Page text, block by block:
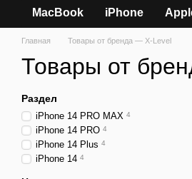
MacBook iPhone
Главная Товары от бренда — X-Level
Товары от
Раздел
iPhone 14 PRO MAX 4
iPhone 14 PRO 4
iPhone 14 Plus 4
iPhone 14 4